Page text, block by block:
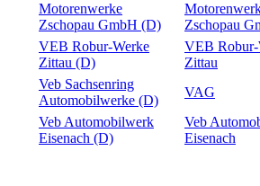
Motorenwerke
Zschopau GmbH (D)
Zschopau
VEB Robur-Werke
Zittau (D)
VEB Robur-
Zittau
Veb Sachsenring
Automobilwerke (D)
VAG
Veb Automobilwerk
Eisenach (D)
Veb
Eisenach